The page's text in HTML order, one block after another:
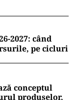
2027: când
pe cicluri
conceptul
produselor,